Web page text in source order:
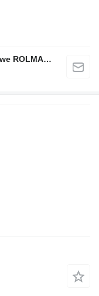
Przedsiębiorstwo Produkcyjno-Handlowe ROLMAPOL Marcin Dziekan